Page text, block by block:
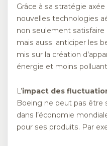
Grâce à sa stratégie
nouvelles technologies
non seulement satisfaire
mais aussi anticiper les
mis sur la création
énergie et moins
L’impact des
Boeing ne peut pas être
dans l’économie
pour ses produits. Par